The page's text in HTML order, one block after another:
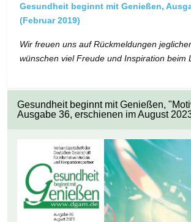
Gesundheit beginnt mit Genießen,
(Februar 2019)
Wir freuen uns auf Rückmeldungen
wünschen viel Freude und Inspiration beim
Gesundheit beginnt mit Genießen,
Ausgabe 36, erschienen im August